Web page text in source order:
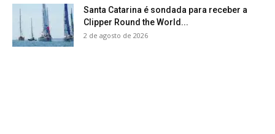
Santa Catarina é sondada para receber a
Clipper Round the World...
2 de agosto de 2026